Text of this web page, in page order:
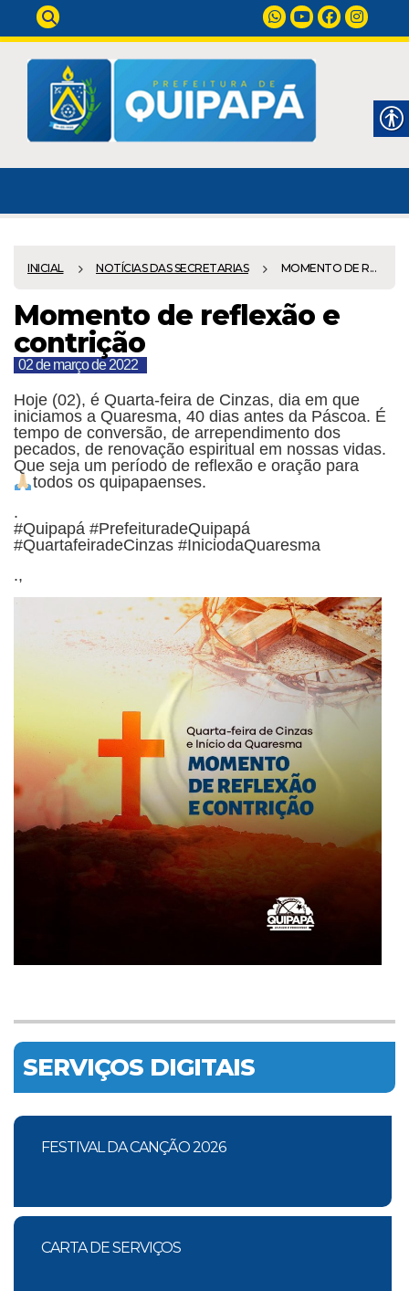
INICIAL NOTÍCIAS DAS SECRETARIAS MOMENTO DE R...
Momento de reflexão e
contrição
02 de março de 2022
Hoje (02), é Quarta-feira de Cinzas, dia em que
iniciamos a Quaresma, 40 dias antes da Páscoa. É
tempo de conversão, de arrependimento dos
pecados, de renovação espiritual em nossas vidas.
Que seja um período de reflexão e oração para
todos os quipapaenses.
.
#Quipapá #PrefeituradeQuipapá
#QuartafeiradeCinzas #IniciodaQuaresma
.,
SERVIÇOS DIGITAIS
FESTIVAL DA CANÇÃO 2026
CARTA DE SERVIÇOS